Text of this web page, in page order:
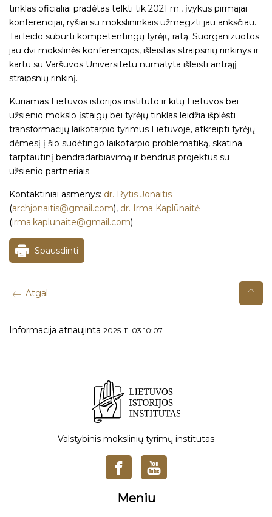
tinklas oficialiai pradėtas telkti tik 2021 m., įvykus pirmajai
konferencijai, ryšiai su mokslininkais užmegzti jau anksčiau.
Tai leido suburti kompetentingų tyrėjų ratą. Suorganizuotos
jau dvi mokslinės konferencijos, išleistas straipsnių rinkinys ir
kartu su Varšuvos Universitetu numatyta išleisti antrąjį
straipsnių rinkinį.
Kuriamas Lietuvos istorijos instituto ir kitų Lietuvos bei
užsienio mokslo įstaigų bei tyrėjų tinklas leidžia išplėsti
transformacijų laikotarpio tyrimus Lietuvoje, atkreipti tyrėjų
dėmesį į šio sudėtingo laikotarpio problematiką, skatina
tarptautinį bendradarbiavimą ir bendrus projektus su
užsienio partneriais.
Kontaktiniai asmenys: dr. Rytis Jonaitis
(archjonaitis@gmail.com), dr. Irma Kaplūnaitė
(irma.kaplunaite@gmail.com)
Spausdinti
Atgal
Informacija atnaujinta 2025-11-03 10:07
Valstybinis mokslinių tyrimų institutas
Meniu